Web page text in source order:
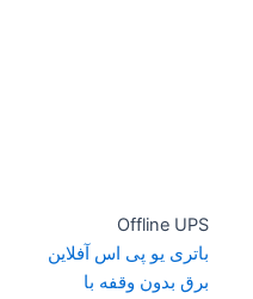
Offline UPS
باتری یو پی اس آفلاین
برق بدون وقفه با